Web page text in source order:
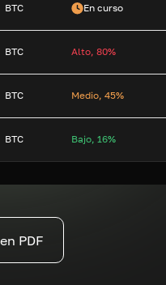
BTC En curso
BTC Alto, 80%
BTC Medio, 45%
BTC Bajo, 16%
PDF